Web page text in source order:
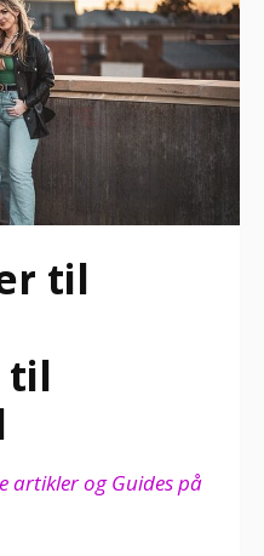
til
artikler og Guides på